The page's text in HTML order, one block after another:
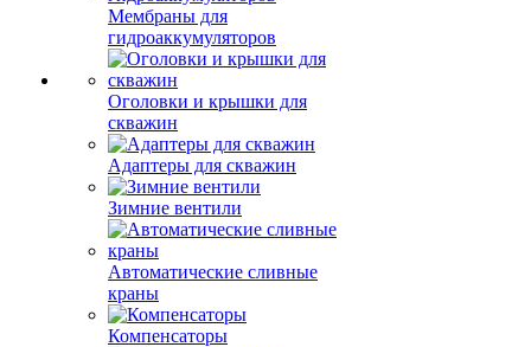
Мембраны для
гидроаккумуляторов
Оголовки и крышки для
скважин
Адаптеры для скважин
Зимние вентили
Автоматические сливные
краны
Компенсаторы